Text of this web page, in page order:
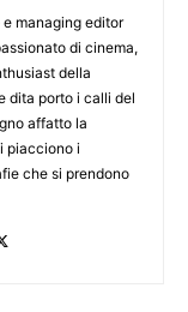
managing editor
di cinema,
della
dita porto i calli del
affatto la
piacciono i
che si prendono